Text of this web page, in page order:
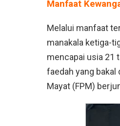
Manfaat
Melalui manfaat
manakala ketiga-
mencapai usia 21
faedah yang bakal
Mayat (FPM)